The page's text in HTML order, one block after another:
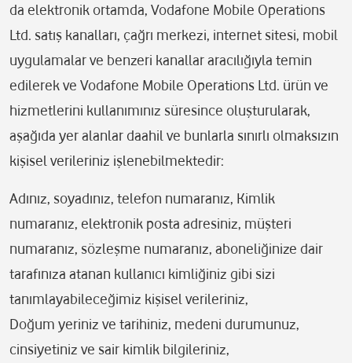
da elektronik ortamda, Vodafone Mobile Operations
Ltd. satış kanalları, çağrı merkezi, internet sitesi, mobil
uygulamalar ve benzeri kanallar aracılığıyla temin
edilerek ve Vodafone Mobile Operations Ltd. ürün ve
hizmetlerini kullanımınız süresince oluşturularak,
aşağıda yer alanlar daahil ve bunlarla sınırlı olmaksızın
kişisel verileriniz işlenebilmektedir:
Adınız, soyadınız, telefon numaranız, Kimlik
numaranız, elektronik posta adresiniz, müşteri
numaranız, sözleşme numaranız, aboneliğinize dair
tarafınıza atanan kullanıcı kimliğiniz gibi sizi
tanımlayabileceğimiz kişisel verileriniz,
Doğum yeriniz ve tarihiniz, medeni durumunuz,
cinsiyetiniz ve sair kimlik bilgileriniz,